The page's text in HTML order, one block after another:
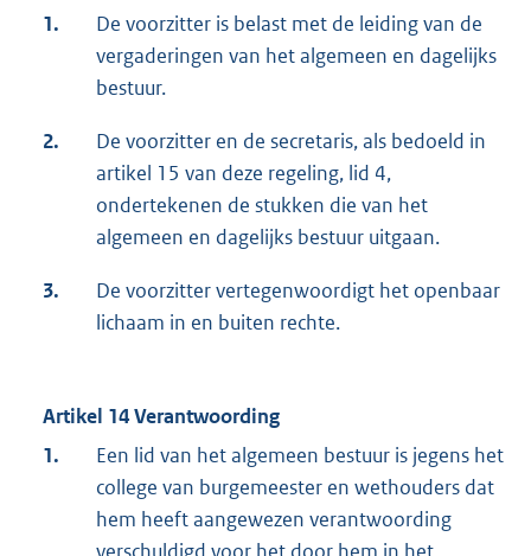
1.
De voorzitter is belast met de leiding van de
vergaderingen van het algemeen en dagelijks
bestuur.
2.
De voorzitter en de secretaris, als bedoeld in
artikel 15 van deze regeling, lid 4,
ondertekenen de stukken die van het
algemeen en dagelijks bestuur uitgaan.
3.
De voorzitter vertegenwoordigt het openbaar
lichaam in en buiten rechte.
Artikel 14 Verantwoording
1.
Een lid van het algemeen bestuur is jegens het
college van burgemeester en wethouders dat
hem heeft aangewezen verantwoording